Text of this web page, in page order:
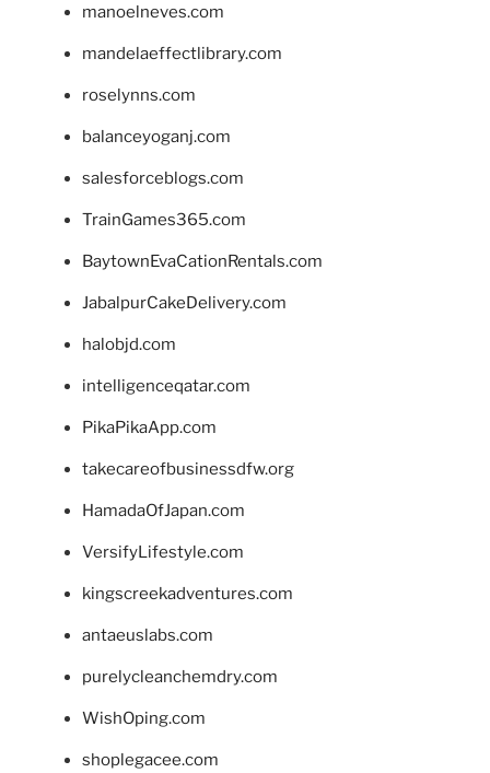
manoelneves.com
mandelaeffectlibrary.com
roselynns.com
balanceyoganj.com
salesforceblogs.com
TrainGames365.com
BaytownEvaCationRentals.com
JabalpurCakeDelivery.com
halobjd.com
intelligenceqatar.com
PikaPikaApp.com
takecareofbusinessdfw.org
HamadaOfJapan.com
VersifyLifestyle.com
kingscreekadventures.com
antaeuslabs.com
purelycleanchemdry.com
WishOping.com
shoplegacee.com